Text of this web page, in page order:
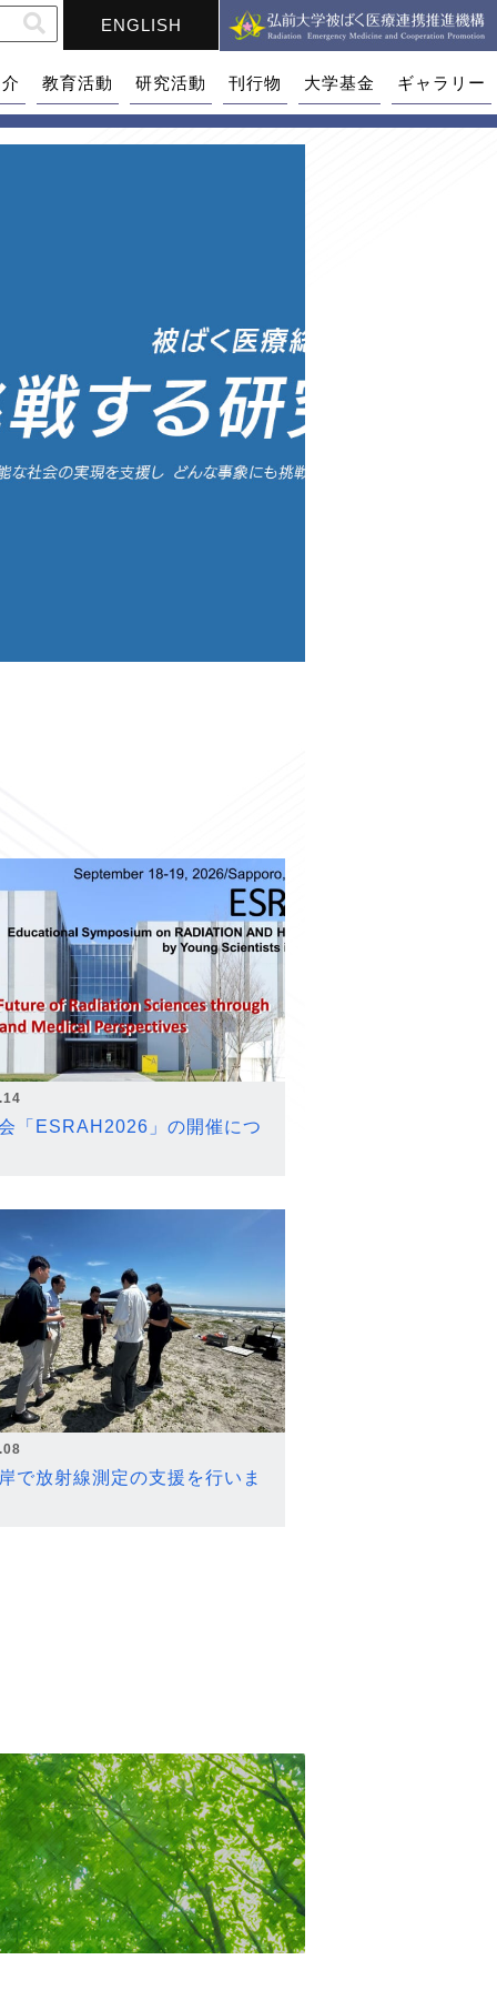
ENGLISH
教育活動 研究活動 刊行物 大学基金 ギャラリー
「ESRAH2026」の開催につ
で放射線測定の支援を行いま